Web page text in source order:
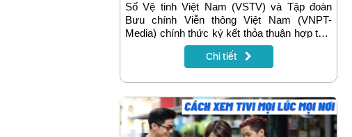
Số Vệ tinh Việt Nam (VSTV) và Tập đoàn
Bưu chính Viễn thông Việt Nam (VNPT-
Media) chính thức ký kết thỏa thuận hợp tác,
đem đến cho khách hàng những gói Combo
Truyền hình MyTV, K+ và 3G/4G với nhiều
lượng cao.
Chi tiết